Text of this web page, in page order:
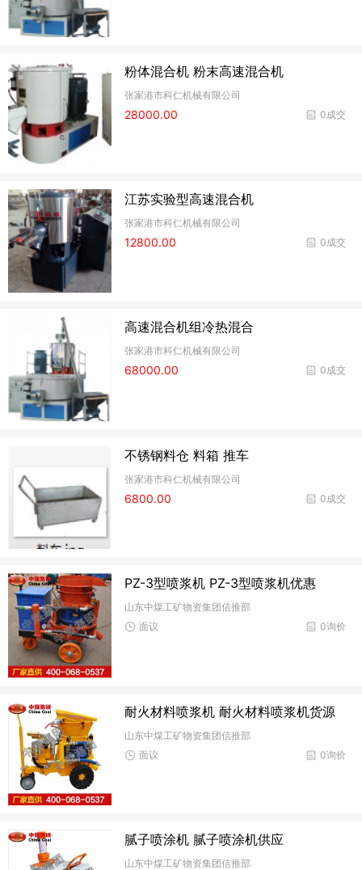
粉体混合机 粉末高速混合机
张家港市科仁机械有限公司
0成交
28000.00
江苏实验型高速混合机
张家港市科仁机械有限公司
0成交
12800.00
高速混合机组冷热混合
张家港市科仁机械有限公司
0成交
68000.00
不锈钢料仓 料箱 推车
张家港市科仁机械有限公司
0成交
6800.00
PZ-3型喷浆机 PZ-3型喷浆机优惠
山东中煤工矿物资集团信推部
0询价
面议
耐火材料喷浆机 耐火材料喷浆机货源
山东中煤工矿物资集团信推部
0询价
面议
腻子喷涂机 腻子喷涂机供应
山东中煤工矿物资集团信推部